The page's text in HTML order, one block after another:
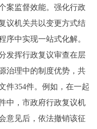
案监督效能。强化行政
议机关共以变更方式结
序中实现一站式化解。
发挥行政复议审查在层
治理中的制度优势，共
件354件。例如，在一起
中，市政府行政复议机
意见后，依法撤销该征